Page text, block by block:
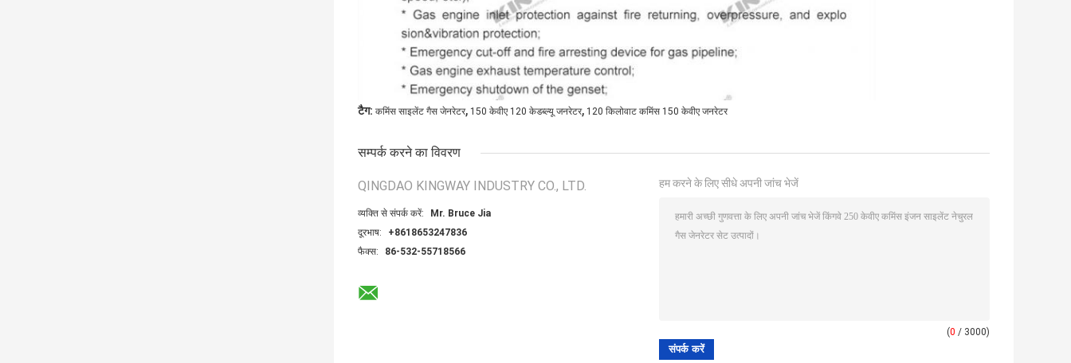
टैग: कमिंस साइलेंट गैस जेनरेटर, 150 केवीए 120 केडब्ल्यू जनरेटर, 120 किलोवाट कमिंस 150 केवीए जनरेटर
सम्पर्क करने का विवरण
QINGDAO KINGWAY INDUSTRY CO., LTD.
व्यक्ति से संपर्क करें:
Mr. Bruce Jia
दूरभाष:
+8618653247836
फैक्स:
86-532-55718566
हम करने के लिए सीधे अपनी जांच भेजें
(0 / 3000)